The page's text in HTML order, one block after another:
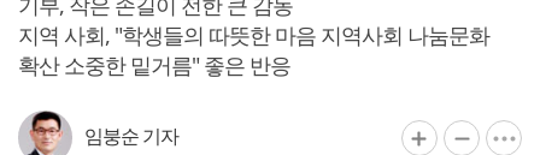
지역 사회, "학생들의 따뜻한 마음 지역사회 나눔문화
확산 소중한 밑거름" 좋은 반응
임붕순 기자